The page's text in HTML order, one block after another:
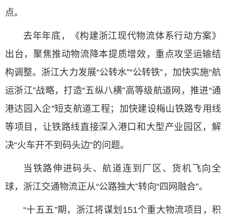
点。
去年年底，《构建浙江现代物流体系行动方案》
出台，聚焦推动物流降本提质增效，重点攻坚运输结
构调整。浙江大力发展“公转水”“公转铁”，加快实施“航
运浙江”战略，打造“五纵八横”高等级航道网，推进“通
港达园入企”短支航道工程；加快建设梅山铁路专用线
等项目，让铁路线直接深入港口和大型产业园区，解
决“火车开不到码头边”的问题。
当铁路伸进码头、航道连到厂区、货机飞向全
球，浙江交通物流正从“公路独大”转向“四网融合”。
“十五五”期，浙江将谋划151个重大物流项目，积